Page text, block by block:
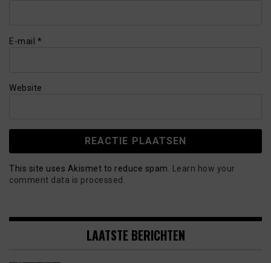
E-mail *
Website
This site uses Akismet to reduce spam.
Learn how your
comment data is processed.
LAATSTE BERICHTEN